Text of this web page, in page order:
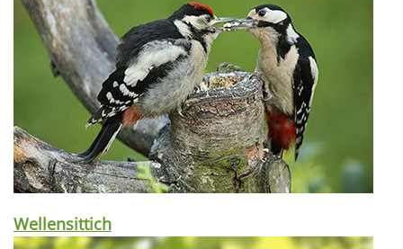
Wellensittich